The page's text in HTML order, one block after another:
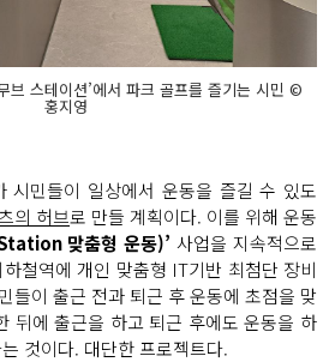
브 스테이션’에서 파크 골프를 즐기는 시민 ©
홍지영
시민들이 일상에서 운동을 즐길 수 있도
의 허브로 만들 계획이다. 이를 위해 운동
맞춤형 운동)’ 사업을 지속적으로
철역에 개인 맞춤형 IT기반 최첨단 장비
들이 출근 전과 퇴근 후 운동에 초점을 맞
뒤에 출근을 하고 퇴근 후에도 운동을 하
것이다. 대단한 프로젝트다.